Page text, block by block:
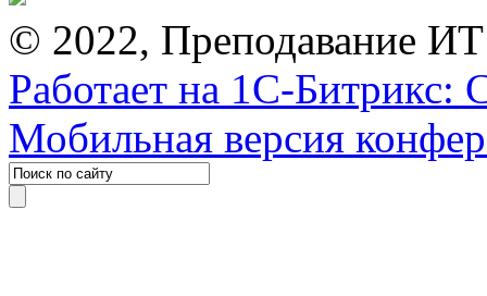
© 2022, Преподавание
Работает на 1С-Битрикс:
Мобильная версия